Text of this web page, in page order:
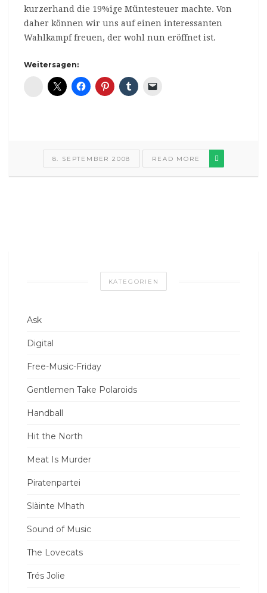
kurzerhand die 19%ige Müntesteuer machte. Von
daher können wir uns auf einen interessanten
Wahlkampf freuen, der wohl nun eröffnet ist.
Weitersagen:
Diaspora*
8. SEPTEMBER 2008 READ MORE
KATEGORIEN
Ask
Digital
Free-Music-Friday
Gentlemen Take Polaroids
Handball
Hit the North
Meat Is Murder
Piratenpartei
Slàinte Mhath
Sound of Music
The Lovecats
Trés Jolie